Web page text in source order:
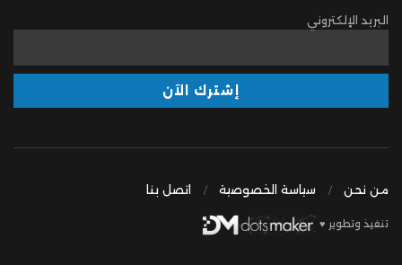
البريد الإلكتروني
من نحن سياسة الخصوصية اتصل بنا
تنفيذ وتطوير ♥